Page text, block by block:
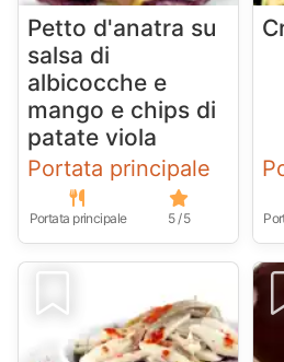
Petto d'anatra su
salsa di
albicocche e
mango e chips di
patate viola
Portata principale
Portata principale 5 / 5